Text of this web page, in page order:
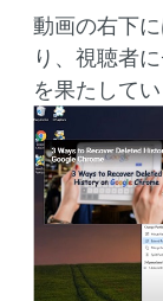
動画の右下
り、視聴者
を果たしてい